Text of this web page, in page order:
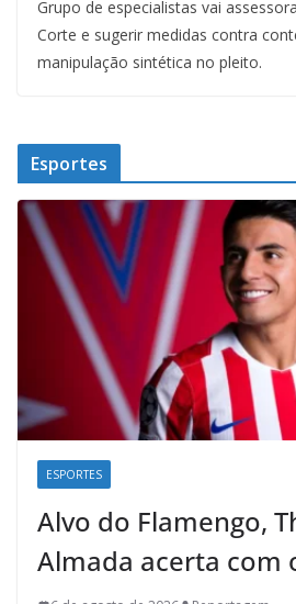
Grupo de especialistas vai
Corte e sugerir medidas contra
manipulação sintética no pleito.
Esportes
ESPORTES
Alvo do Flamengo,
Almada acerta com